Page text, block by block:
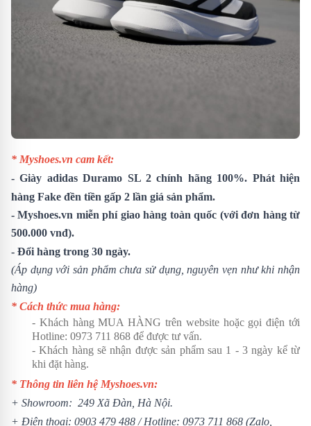
* Myshoes.vn cam kết:
-Giày adidas Duramo SL 2 chính hãng 100%. Phát hiện
hàng Fake đền tiền gấp 2 lần giá sản phẩm.
- Myshoes.vn miễn phí giao hàng toàn quốc (với đơn hàng từ
500.000 vnđ).
- Đổi hàng trong 30 ngày.
(Áp dụng với sản phẩm chưa sử dụng, nguyên vẹn như khi nhận
hàng)
* Cách thức mua hàng:
- Khách hàng MUA HÀNG trên website hoặc gọi điện tới
Hotline: 0973 711 868 để được tư vấn.
- Khách hàng sẽ nhận được sản phẩm sau 1 - 3 ngày kể từ
khi đặt hàng.
* Thông tin liên hệ Myshoes.vn:
+ Showroom: 249 Xã Đàn, Hà Nội.
+ Điện thoại: 0903 479 488 / Hotline: 0973 711 868 (Zalo,